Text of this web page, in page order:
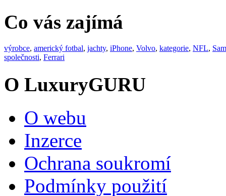
Co vás zajímá
výrobce, americký fotbal, jachty, iPhone, Volvo, kategorie, NFL,
společnosti, Ferrari
O LuxuryGURU
O webu
Inzerce
Ochrana soukromí
Podmínky použití